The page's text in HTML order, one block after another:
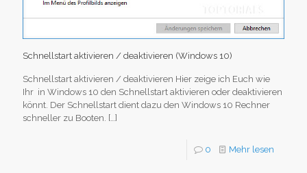
Schnellstart aktivieren / deaktivieren (Windows 10)
Schnellstart aktivieren / deaktivieren Hier zeige ich Euch wie
Ihr in Windows 10 den Schnellstart aktivieren oder deaktivieren
könnt. Der Schnellstart dient dazu den Windows 10 Rechner
schneller zu Booten. […]
0 Mehr lesen